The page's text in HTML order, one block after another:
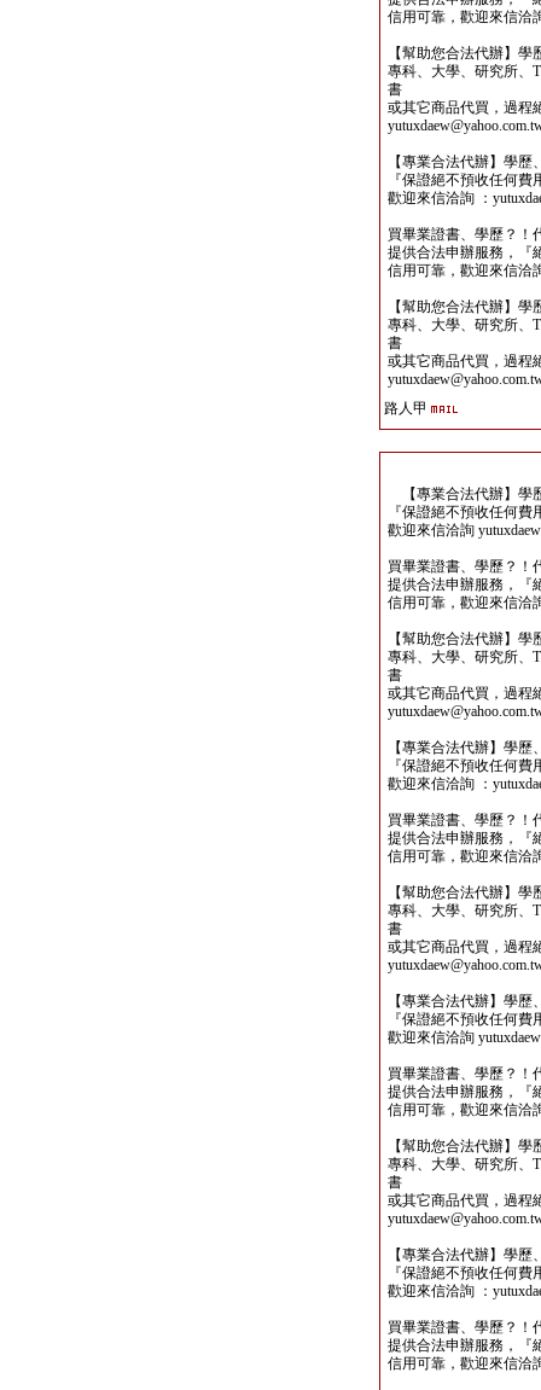
信用可靠，歡迎來信洽
【幫助您合法代辦】
專科、大學、研究所、
書
或其它商品代買，過程
【專業合法代辦】學
『保證絕不預收任何
歡迎來信洽詢 ：
買畢業證書、學歷？！
提供合法申辦服務，『
信用可靠，歡迎來信洽
【幫助您合法代辦】
專科、大學、研究所、
書
或其它商品代買，過程
路人甲
【專業合法代辦】學
『保證絕不預收任何
歡迎來信洽詢
買畢業證書、學歷？！
提供合法申辦服務，『
信用可靠，歡迎來信洽
【幫助您合法代辦】
專科、大學、研究所、
書
或其它商品代買，過程
【專業合法代辦】學
『保證絕不預收任何
歡迎來信洽詢 ：
買畢業證書、學歷？！
提供合法申辦服務，『
信用可靠，歡迎來信洽
【幫助您合法代辦】
專科、大學、研究所、
書
或其它商品代買，過程
【專業合法代辦】學
『保證絕不預收任何
歡迎來信洽詢
買畢業證書、學歷？！
提供合法申辦服務，『
信用可靠，歡迎來信洽
【幫助您合法代辦】
專科、大學、研究所、
書
或其它商品代買，過程
【專業合法代辦】學
『保證絕不預收任何
歡迎來信洽詢 ：
買畢業證書、學歷？！
提供合法申辦服務，『
信用可靠，歡迎來信洽